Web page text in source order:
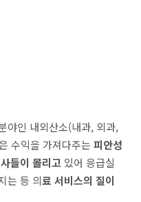
야인 내외산소(내과, 외과,
수익을 가져다주는 피안성
들이 몰리고 있어 응급실
는 등 의료 서비스의 질이